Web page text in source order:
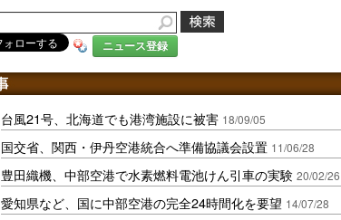
ニュース登録
台風21号、北海道でも港湾施設に被害 18/09/05
国交省、関西・伊丹空港統合へ準備協議会設置 11/06/28
豊田織機、中部空港で水素燃料電池けん引車の実験 20/02/26
愛知県など、国に中部空港の完全24時間化を要望 14/07/28